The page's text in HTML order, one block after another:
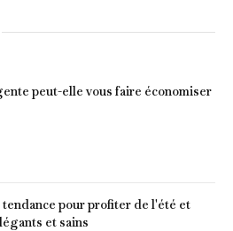
peut-elle vous faire économiser
pour profiter de l'été et
et sains